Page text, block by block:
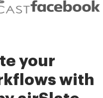
your
with